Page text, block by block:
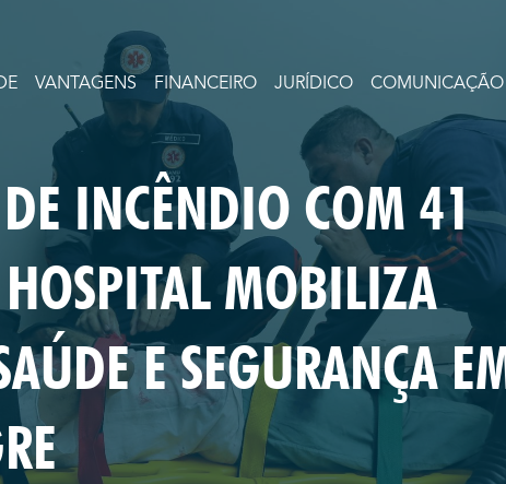
VANTAGENS FINANCEIRO JURÍDICO COMUNICAÇÃO
INCÊNDIO COM 41
MOBILIZA
E SEGURANÇA